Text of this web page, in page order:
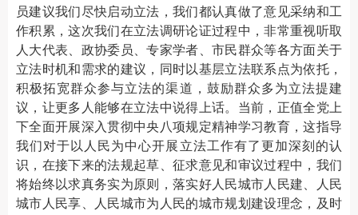
员建议我们尽快启动立法，我们都认真做了意见采纳和工
作积累，这次我们在立法调研论证过程中，非常重视听取
人大代表、政协委员、专家学者、市民群众等各方面关于
立法时机和需求的建议，同时以基层立法联系点为依托，
积极拓宽群众参与立法的渠道，鼓励群众多为立法提建
议，让更多人能够在立法中说得上话。当前，正值全党上
下全面开展深入贯彻中央八项规定精神学习教育，这指导
我们对于以人民为中心开展立法工作有了更加深刻的认
识，在接下来的法规起草、征求意见和审议过程中，我们
将始终以求真务实为原则，落实好人民城市人民建、人民
城市人民享、人民城市为人民的城市规划建设理念，及时